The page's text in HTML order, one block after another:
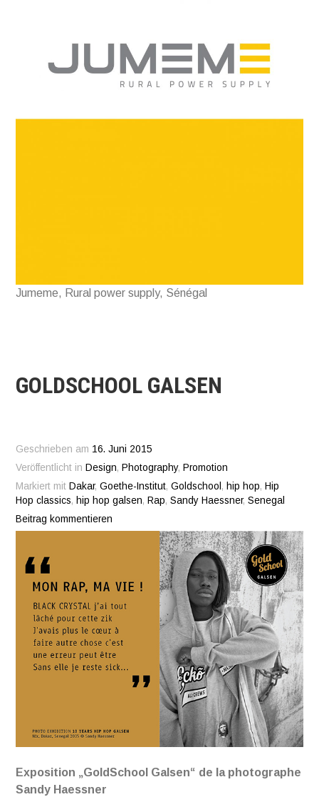
Jumeme, Rural power supply, Sénégal
GOLDSCHOOL GALSEN
Geschrieben am 16. Juni 2015
Veröffentlicht in Design, Photography, Promotion
Markiert mit Dakar,Goethe-Institut,Goldschool , hip hop, Hip
Hop classics, hip hop galsen, Rap,Sandy Haessner,Senegal
Beitrag kommentieren
Exposition „GoldSchool Galsen“ de la photographe
Sandy Haessner